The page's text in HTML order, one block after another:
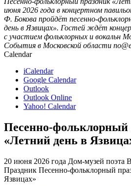
июня 2026 года в концертном
Ф. Бокова пройдёт песенно-
день в Язвицах». Гостей ждёт
с участием фольклорных и вокальн
События в Московской области
Calendar
iCalendar
Google Calendar
Outlook
Outlook Online
Yahoo! Calendar
Песенно-фольклорный
«Летний день в
20 июня 2026 года Дом-музей поэта
Праздник Песенно-фольклорный
Язвицах»